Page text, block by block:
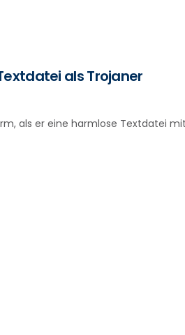
als Trojaner
als er eine harmlose Textdatei mit